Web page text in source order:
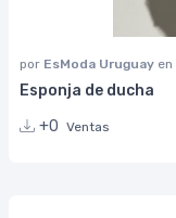
por EsModa Uruguay en
Esponja de ducha
+0 Ventas